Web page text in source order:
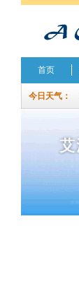
首页
今日天气：